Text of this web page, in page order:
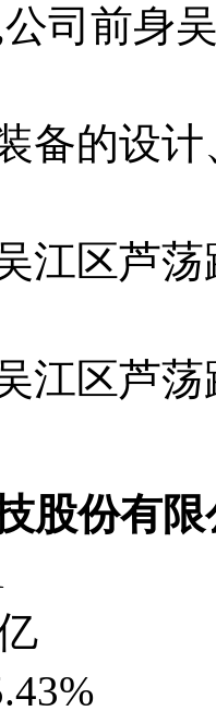
司前身
备的设
江区芦荡
江区芦荡
股份有限